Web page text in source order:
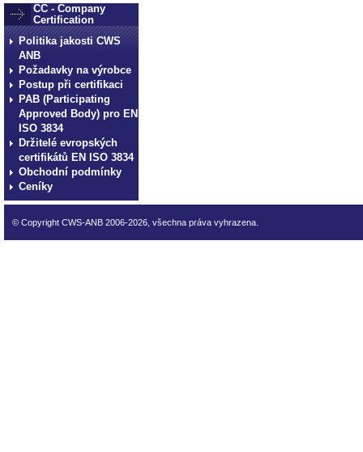
CC - Company
Certification
Politika jakosti CWS
ANB
Požadavky na výrobce
Postup při certifikaci
PAB (Participating
Approved Body) pro EN
ISO 3834
Držitelé evropských
certifikátů EN ISO 3834
Obchodní podmínky
Ceníky
© Copyright CWS-ANB 2006-2026, všechna práva vyhrazena.